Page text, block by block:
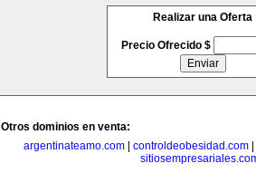
Realizar una Oferta
Precio Ofrecido $
Otros dominios en venta:
argentinateamo.com| controldeobesidad.com|